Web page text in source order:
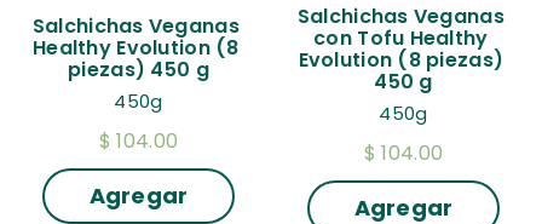
Salchichas Veganas
Healthy Evolution (8
piezas) 450 g
450g
$ 104.00
Agregar
Salchichas Veganas
con Tofu Healthy
Evolution (8 piezas)
450 g
450g
$ 104.00
Agregar